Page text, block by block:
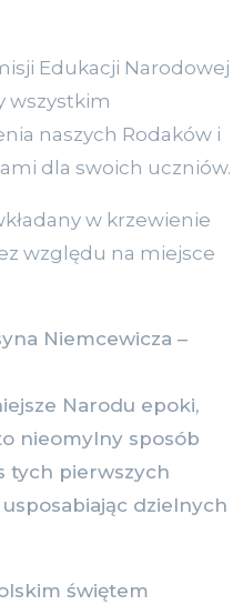
Edukacji Narodowej
wszystkim
naszych Rodaków i
dla swoich uczniów.
w krzewienie
względu na miejsce
Niemcewicza –
Narodu epoki,
nieomylny sposób
tych pierwszych
dzielnych
świętem